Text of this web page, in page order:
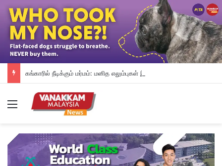
Menu